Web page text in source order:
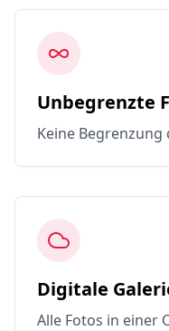
Unbegrenzte
Keine
Digitale
Alle Fotos in einer